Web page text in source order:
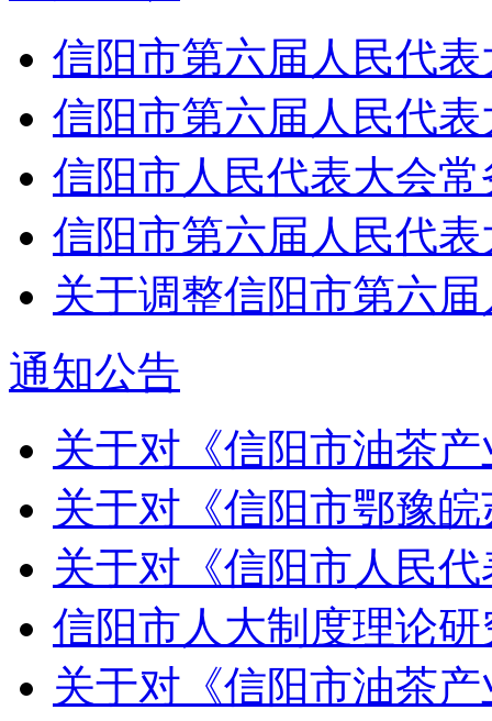
信阳市第六届人民代
信阳市第六届人民代
信阳市人民代表大会
信阳市第六届人民代
关于调整信阳市第六
通知公告
关于对《信阳市油茶
关于对《信阳市鄂豫
关于对《信阳市人民
信阳市人大制度理论
关于对《信阳市油茶